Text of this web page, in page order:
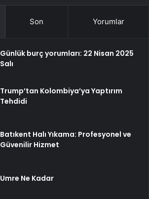
Son Yorumlar
Günlük burç yorumları: 22 Nisan 2025
Salı
Trump’tan Kolombiya’ya Yaptırım
Tehdidi
Batıkent Halı Yıkama: Profesyonel ve
Güvenilir Hizmet
Umre Ne Kadar